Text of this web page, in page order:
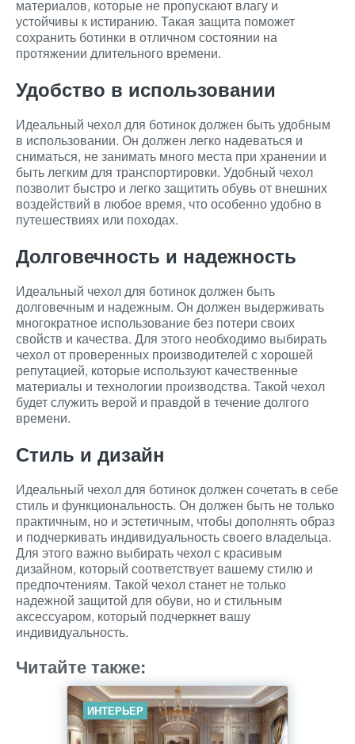
материалов, которые не пропускают влагу и
устойчивы к истиранию. Такая защита поможет
сохранить ботинки в отличном состоянии на
протяжении длительного времени.
Удобство в использовании
Идеальный чехол для ботинок должен быть удобным
в использовании. Он должен легко надеваться и
сниматься, не занимать много места при хранении и
быть легким для транспортировки. Удобный чехол
позволит быстро и легко защитить обувь от внешних
воздействий в любое время, что особенно удобно в
путешествиях или походах.
Долговечность и надежность
Идеальный чехол для ботинок должен быть
долговечным и надежным. Он должен выдерживать
многократное использование без потери своих
свойств и качества. Для этого необходимо выбирать
чехол от проверенных производителей с хорошей
репутацией, которые используют качественные
материалы и технологии производства. Такой чехол
будет служить верой и правдой в течение долгого
времени.
Стиль и дизайн
Идеальный чехол для ботинок должен сочетать в себе
стиль и функциональность. Он должен быть не только
практичным, но и эстетичным, чтобы дополнять образ
и подчеркивать индивидуальность своего владельца.
Для этого важно выбирать чехол с красивым
дизайном, который соответствует вашему стилю и
предпочтениям. Такой чехол станет не только
надежной защитой для обуви, но и стильным
аксессуаром, который подчеркнет вашу
индивидуальность.
Читайте также:
ИНТЕРЬЕР